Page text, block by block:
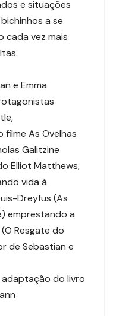
e situações
a se
cada vez mais
e Emma
As Ovelhas
Galitzine
Elliot Matthews,
vida à
Dreyfus (As
emprestando a
Resgate do
de Sebastian e
do livro